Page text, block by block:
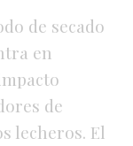
de secado
en
de
lecheros. El